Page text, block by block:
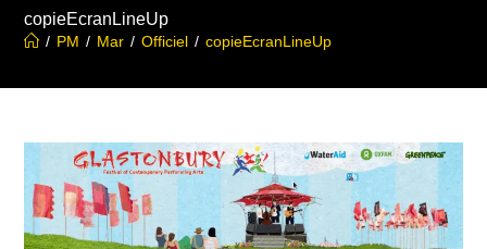
copieEcranLineUp
/ PM / Mar / Officiel / copieEcranLineUp